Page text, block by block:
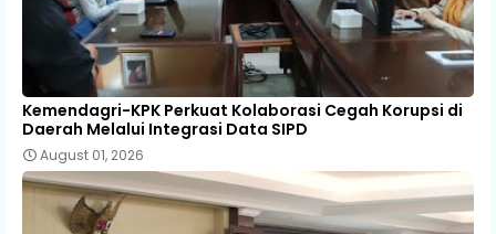
Kemendagri-KPK Perkuat Kolaborasi Cegah Korupsi di
Daerah Melalui Integrasi Data SIPD
August 01, 2026